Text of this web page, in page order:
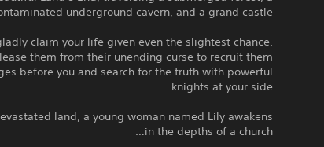
underground cavern, and a grand castle.
claim your life given even the slightest chance.
them from their unending curse to recruit them
before you and search for the truth with powerful
knights at your side.
land, a young woman named Lily awakens
in the depths of a church…